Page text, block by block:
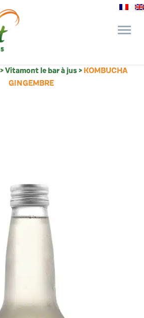
des engagements
>Vitamont le bar à jus > KOMBUCHA
GINGEMBRE